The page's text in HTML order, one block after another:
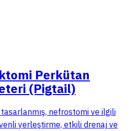
Perkütan
(Pigtail)
nefrostomi ve ilgili
yerleştirme, etkili drenaj ve